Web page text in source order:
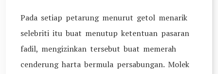
Pada setiap petarung menurut getol menarik
selebriti itu buat menutup ketentuan pasaran
fadil, mengizinkan tersebut buat memerah
cenderung harta bermula persabungan. Molek